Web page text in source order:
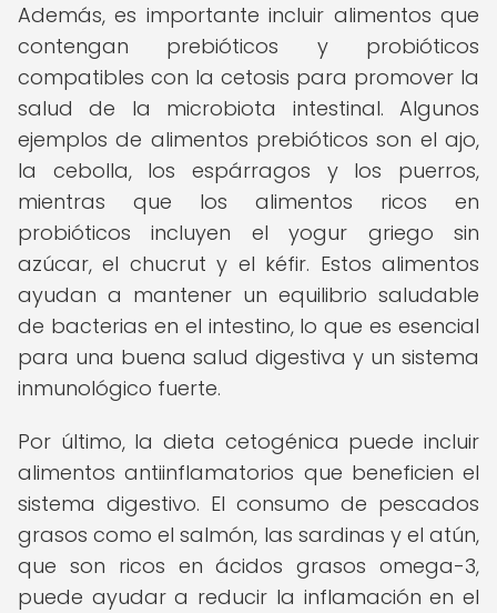
Además, es importante incluir alimentos que
contengan prebióticos y probióticos
compatibles con la cetosis para promover la
salud de la microbiota intestinal. Algunos
ejemplos de alimentos prebióticos son el ajo,
la cebolla, los espárragos y los puerros,
mientras que los alimentos ricos en
probióticos incluyen el yogur griego sin
azúcar, el chucrut y el kéfir. Estos alimentos
ayudan a mantener un equilibrio saludable
de bacterias en el intestino, lo que es esencial
para una buena salud digestiva y un sistema
inmunológico fuerte.
Por último, la dieta cetogénica puede incluir
alimentos antiinflamatorios que beneficien el
sistema digestivo. El consumo de pescados
grasos como el salmón, las sardinas y el atún,
que son ricos en ácidos grasos omega-3,
puede ayudar a reducir la inflamación en el